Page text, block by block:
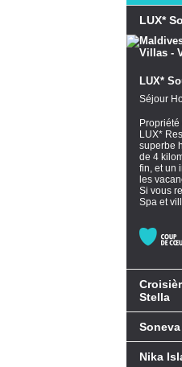
LUX*
LUX*
Séjour
LUX*
superbe
de 4
fin, et un
les
Si vous
Spa et
Stella
Nika